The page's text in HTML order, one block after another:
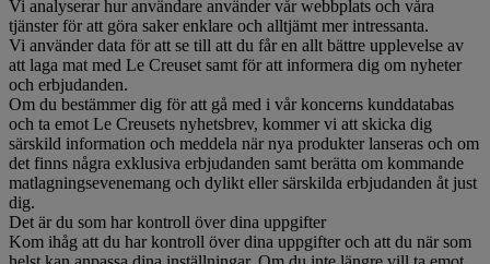
Vi analyserar hur användare använder vår webbplats och våra
tjänster för att göra saker enklare och alltjämt mer intressanta.
Vi använder data för att se till att du får en allt bättre upplevelse av
att laga mat med Le Creuset samt för att informera dig om nyheter
och erbjudanden.
Om du bestämmer dig för att gå med i vår koncerns kunddatabas
och ta emot Le Creusets nyhetsbrev, kommer vi att skicka dig
särskild information och meddela när nya produkter lanseras och om
det finns några exklusiva erbjudanden samt berätta om kommande
matlagningsevenemang och dylikt eller särskilda erbjudanden åt just
dig.
Det är du som har kontroll över dina uppgifter
Kom ihåg att du har kontroll över dina uppgifter och att du när som